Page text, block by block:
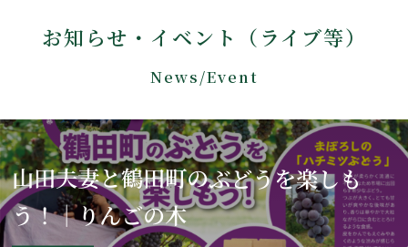
お知らせ・イベント（ライブ等）
News/Event
山田夫妻と鶴田町のぶどうを楽しも
う！｜りんごの木